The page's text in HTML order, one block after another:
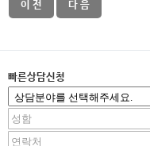
이 전 다 음
빠른상담신청